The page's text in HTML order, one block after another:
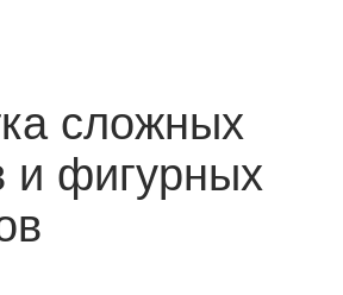
сложных
и фигурных